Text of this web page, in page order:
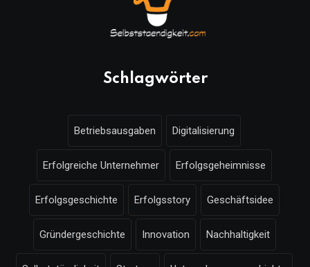
Schlagwörter
Betriebsausgaben Digitalisierung
Erfolgreiche Unternehmer Erfolgsgeheimnisse
Erfolgsgeschichte Erfolgsstory Geschäftsidee
Gründergeschichte Innovation Nachhaltigkeit